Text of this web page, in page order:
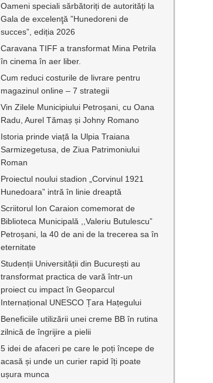
Oameni speciali sărbătoriți de autorități la
Gala de excelenţă ”Hunedoreni de
succes”, ediția 2026
Caravana TIFF a transformat Mina Petrila
în cinema în aer liber.
Cum reduci costurile de livrare pentru
magazinul online – 7 strategii
Vin Zilele Municipiului Petroșani, cu Oana
Radu, Aurel Tămaș și Johny Romano
Istoria prinde viață la Ulpia Traiana
Sarmizegetusa, de Ziua Patrimoniului
Roman
Proiectul noului stadion „Corvinul 1921
Hunedoara” intră în linie dreaptă
Scriitorul Ion Caraion comemorat de
Biblioteca Municipală ,,Valeriu Butulescu”
Petroșani, la 40 de ani de la trecerea sa în
eternitate
Studenții Universității din București au
transformat practica de vară într-un
proiect cu impact în Geoparcul
Internațional UNESCO Țara Hațegului
Beneficiile utilizării unei creme BB în rutina
zilnică de îngrijire a pielii
5 idei de afaceri pe care le poți începe de
acasă și unde un curier rapid îți poate
ușura munca